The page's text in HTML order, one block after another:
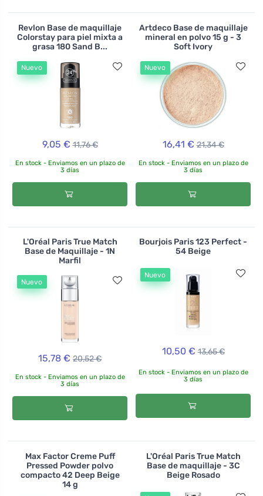
Revlon Base de maquillaje
Colorstay para piel mixta a
grasa 180 Sand B...
Nuevo
9,05 € 11,76 €
En stock - Enviamos en un plazo de
3 días
Artdeco Base de maquillaje
mineral en polvo 15 g - 3
Soft Ivory
Nuevo
16,41 € 21,34 €
En stock - Enviamos en un plazo de
3 días
L'Oréal Paris True Match
Base de Maquillaje - 1N
Marfil
Nuevo
15,78 € 20,52 €
En stock - Enviamos en un plazo de
3 días
Bourjois Paris 123 Perfect -
54 Beige
Nuevo
10,50 € 13,65 €
En stock - Enviamos en un plazo de
3 días
Max Factor Creme Puff
Pressed Powder polvo
compacto 42 Deep Beige
14 g
L'Oréal Paris True Match
Base de maquillaje - 3C
Beige Rosado